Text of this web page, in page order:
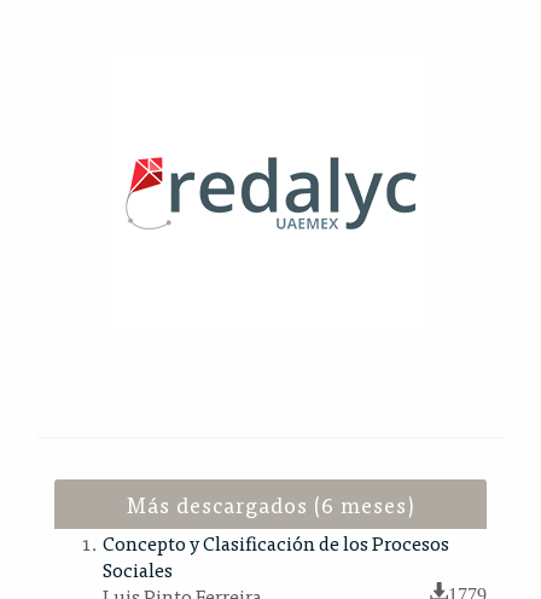
Más descargados (6 meses)
Concepto y Clasificación de los Procesos
Sociales
1779